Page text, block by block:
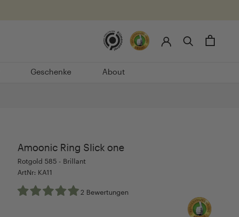
Geschenke
Geschenke
About
About
Amoonic Ring Slick one
Rotgold 585 - Brillant
ArtNr: KA11
2 Bewertungen